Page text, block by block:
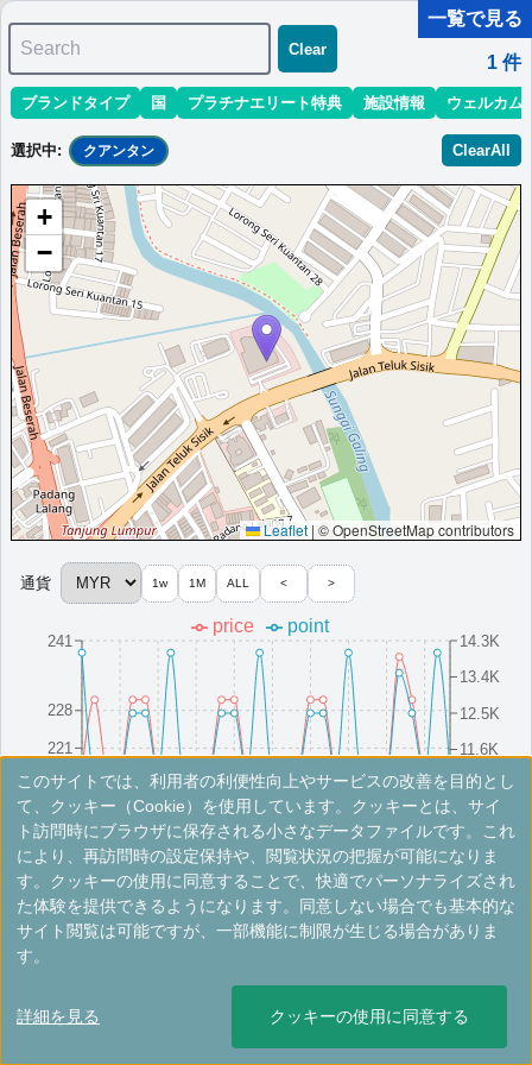
マリオット最新情報ホテル情報(アジア)ホテル特典攻略
1 - 1 件 / 全 1 件
並び替え: 最低価格目安 開業時期 エリア 地域
ACホテル・クアンタン
ヨーロッパ風のライフスタイルを提供するホテルで、フィットネ
スセンターと屋外プールを備えています。
マレーシア
クアンタン
開業:2022年
最低価格目安:￥233 MYR情報サイト:Tripadvisor
Marriott Bonvoyで価格をみる
プラチナエリート特典：クラブラウンジなし,客室アップグレード有（一部ホ
テルでプラチナ以下スイート対象）,地元コーヒー焙煎体験
More...
1 - 1 件 / 全 1 件 ＜ ＞
一覧で見る
Search
Clear
1 件
ブランドタイプ 国 プラチナエリート特典 施設情報 ウェルカム
選択中: クアンタン ClearAll
+
−
Leaflet | © OpenStreetMap contributors
8/1(Fri)8/4(Mon)8/7(Thu)8/10(Sun)8/13(Wed)8/16(Sat)8/19(Tue)8/22(Fri)8/25(Mon)8/28(Thu)
214
221
228
241
10.7K
11.6K
12.5K
13.4K
14.3K
price point
※手数料別。レートは目安ですので最新の情報は公式サイトでご確認ください。
通貨 1w 1M ALL < >
ACホテル・クアンタン
ヨーロッパ風のライフスタイルを提供するホテルで、フィットネス
センターと屋外プールを備えています。
マレーシア
開業:2022年
このサイトでは、利用者の利便性向上やサービスの改善を目的とし
て、クッキー（Cookie）を使用しています。クッキーとは、サイ
ト訪問時にブラウザに保存される小さなデータファイルです。これ
により、再訪問時の設定保持や、閲覧状況の把握が可能になりま
す。クッキーの使用に同意することで、快適でパーソナライズされ
た体験を提供できるようになります。同意しない場合でも基本的な
サイト閲覧は可能ですが、一部機能に制限が生じる場合がありま
す。
詳細を見る クッキーの使用に同意する